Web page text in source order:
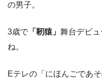
の男子。
3歳で 「靭猿」 舞台デビ
ね。
Eテレの「にほんごであ